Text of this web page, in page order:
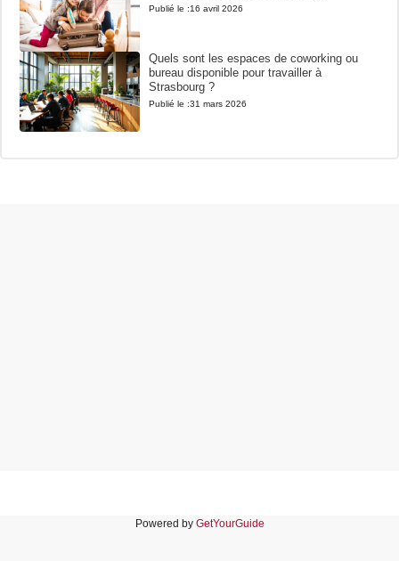
Publié le :16 avril 2026
Quels sont les espaces de coworking ou
bureau disponible pour travailler à
Strasbourg ?
Publié le :31 mars 2026
Powered by GetYourGuide